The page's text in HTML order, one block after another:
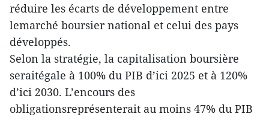
réduire les écarts de développement entre
lemarché boursier national et celui des pays
développés.
Selon la stratégie, la capitalisation boursière
seraitégale à 100% du PIB d’ici 2025 et à 120%
d’ici 2030. L’encours des
obligationsreprésenterait au moins 47% du PIB